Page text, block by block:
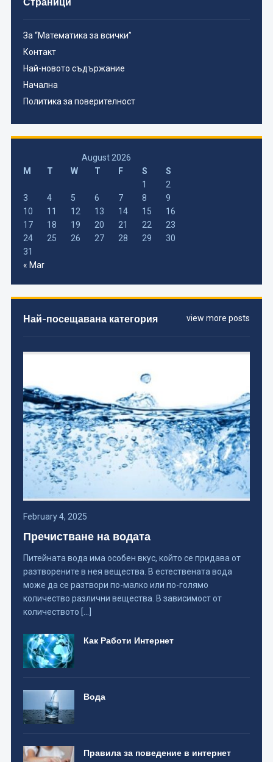
За “Математика за всички”
Контакт
Най-новото съдържание
Начална
Политика за поверителност
August 2026
M
T W T F S
S
1
2
3
4 5 6 7 8
9
10
11 12 13 14 15
16
17
18 19 20 21 22
23
24
25 26 27 28 29
30
31
« Mar
view more posts
Най-посещавана категория
February 4, 2025
Пречистване на водата
Питейната вода има особен вкус, който се придава от
разтворените в нея вещества. В естествената вода
може да се разтвори по-малко или по-голямо
количество различни вещества. В зависимост от
количеството […]
Как Работи Интернет
Вода
Правила за поведение в интернет